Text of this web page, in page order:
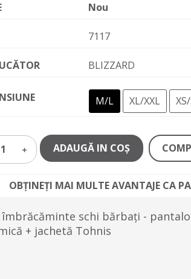
Nou
7117
BLIZZARD
M/L XL/XXL
1 ADAUGĂ IN COŞ
OBȚINEȚI MAI MULTE AVANTAJE CA
îmbrăcăminte schi bărbați -
+ jachetă Tohnis